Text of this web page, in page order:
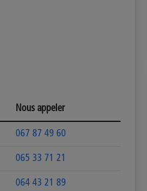
Nous appeler
067 87 49 60
065 33 71 21
064 43 21 89